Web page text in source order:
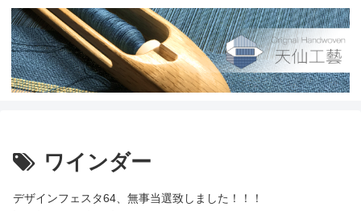
ワインダー
デザインフェスタ64、無事当選致しました！！！